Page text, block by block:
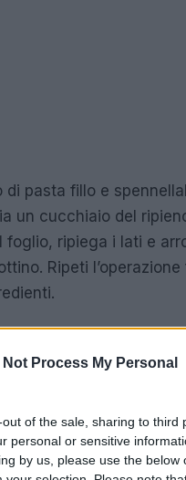
Not Process My Personal
of the sale, sharing to third
personal or sensitive
by us, please use the below
di pasta fillo e
un cucchiaio del
foglio, ripiega i lati e
Ripeti l’operazione
su una teglia rivestita
a 180 gradi per
quando non saranno